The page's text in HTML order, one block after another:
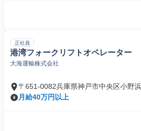
正社員
港湾フォークリフトオペレーター
大海運輸株式会社
〒651-0082兵庫県神戸市中央区小野
月給40万円以上